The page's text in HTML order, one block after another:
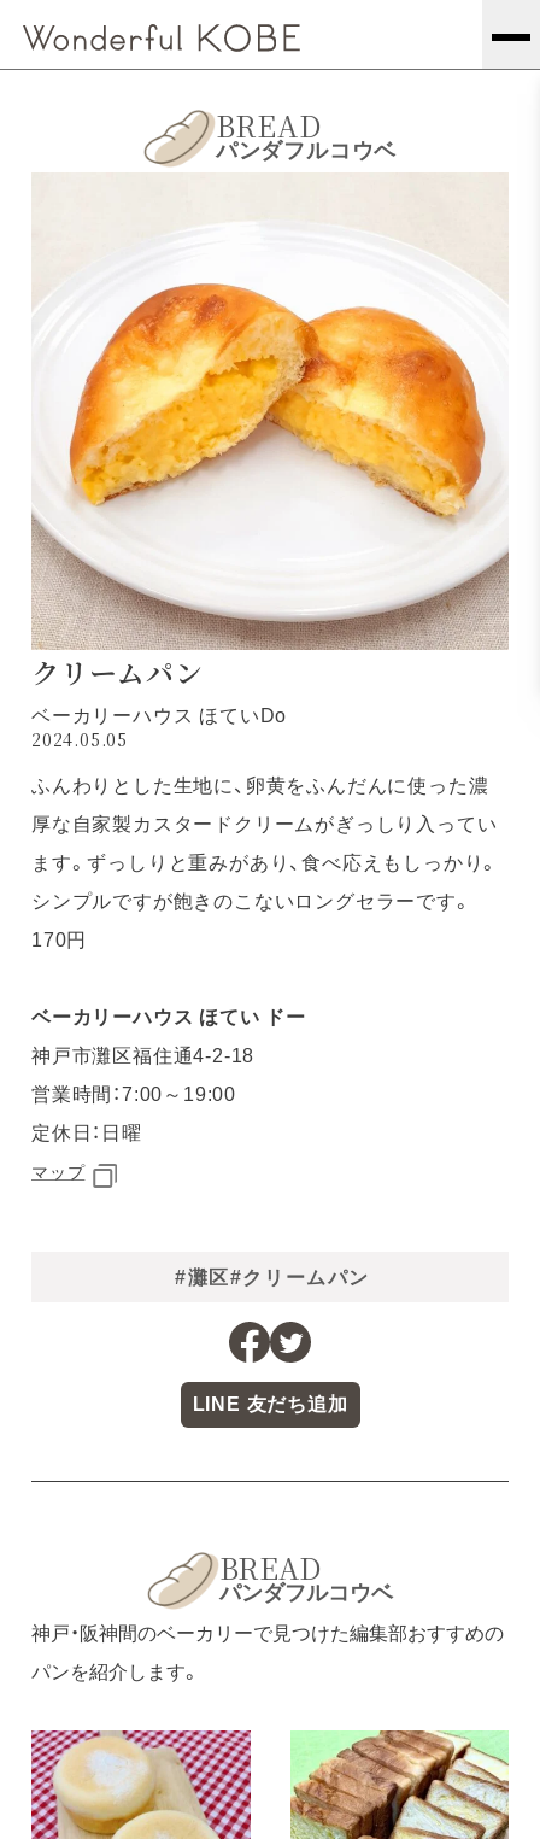
BREAD
パンダフルコウベ
クリームパン
ベーカリーハウス ほていDo
2024.05.05
ふんわりとした生地に、卵黄をふんだんに使った濃
厚な自家製カスタードクリームがぎっしり入ってい
ます。ずっしりと重みがあり、食べ応えもしっかり。
シンプルですが飽きのこないロングセラーです。
170円
ベーカリーハウス ほてい ドー
神戸市灘区福住通4-2-18
営業時間：7:00～19:00
定休日：日曜
マップ
#灘区#クリームパン
LINE 友だち追加
BREAD
パンダフルコウベ
神戸・阪神間のベーカリーで見つけた編集部おすすめの
パンを紹介します。